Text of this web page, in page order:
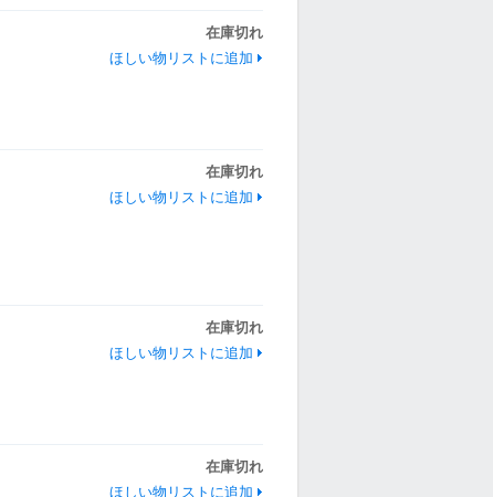
在庫切れ
ほしい物リストに追加
在庫切れ
ほしい物リストに追加
在庫切れ
ほしい物リストに追加
在庫切れ
ほしい物リストに追加